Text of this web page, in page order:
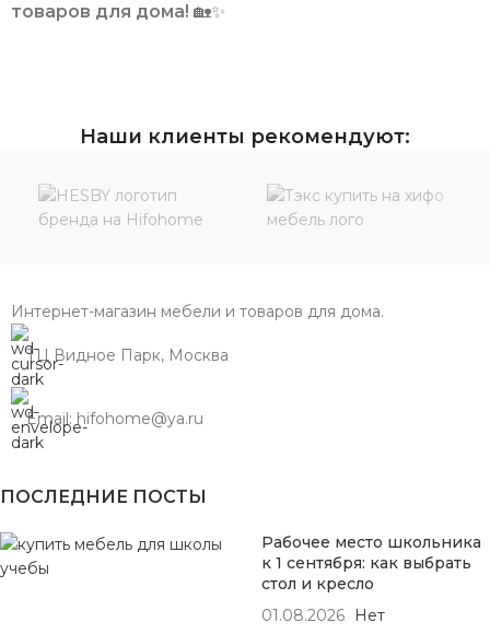
товаров для дома! 🏡✨
Наши клиенты рекомендуют:
Интернет-магазин мебели и товаров для дома.
ТЦ Видное Парк, Москва
Email: hifohome@ya.ru
ПОСЛЕДНИЕ ПОСТЫ
Рабочее место школьника
к 1 сентября: как выбрать
стол и кресло
01.08.2026
Нет